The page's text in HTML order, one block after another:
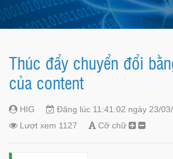
Thúc đẩy chuyển đổi
của content
HIG
Đăng lúc 11:41:02 ngày 23/
Lượt xem 1127
Cỡ chữ